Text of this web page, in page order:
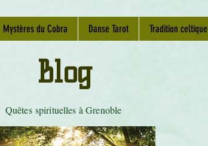
Mystères du Cobra Danse Tarot Tradition celtique
Quêtes spirituelles à Grenoble
Blog